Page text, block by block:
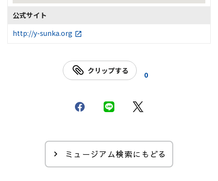
公式サイト
http://y-sunka.org
クリップする 0
ミュージアム検索にもどる